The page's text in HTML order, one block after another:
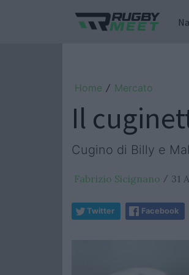
Home / Mercato
Il
Cugino di Billy e
Fabrizio Sicignano / 31
Twitter Facebook